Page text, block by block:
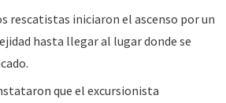
rescatistas iniciaron el ascenso por un
hasta llegar al lugar donde se
que el excursionista